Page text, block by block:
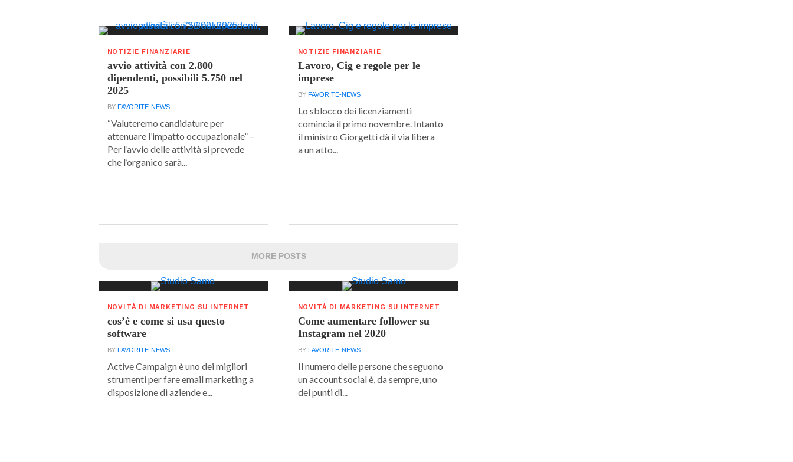
NOTIZIE FINANZIARIE
avvio attività con 2.800
dipendenti, possibili 5.750 nel
2025
BY FAVORITE-NEWS
“Valuteremo candidature per
attenuare l’impatto occupazionale” –
Per l’avvio delle attività si prevede
che l’organico sarà...
NOTIZIE FINANZIARIE
Lavoro, Cig e regole per le
imprese
BY FAVORITE-NEWS
Lo sblocco dei licenziamenti
comincia il primo novembre. Intanto
il ministro Giorgetti dà il via libera
a un atto...
MORE POSTS
NOVITÀ DI MARKETING SU INTERNET
cos’è e come si usa questo
software
BY FAVORITE-NEWS
Active Campaign è uno dei migliori
strumenti per fare email marketing a
disposizione di aziende e...
NOVITÀ DI MARKETING SU INTERNET
Come aumentare follower su
Instagram nel 2020
BY FAVORITE-NEWS
Il numero delle persone che seguono
un account social è, da sempre, uno
dei punti di...